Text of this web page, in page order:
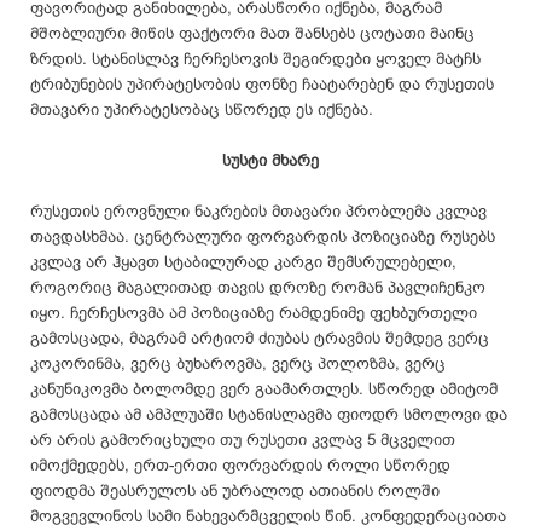
ფავორიტად განიხილება, არასწორი იქნება, მაგრამ
მშობლიური მიწის ფაქტორი მათ შანსებს ცოტათი მაინც
ზრდის. სტანისლავ ჩერჩესოვის შეგირდები ყოველ მატჩს
ტრიბუნების უპირატესობის ფონზე ჩაატარებენ და რუსეთის
მთავარი უპირატესობაც სწორედ ეს იქნება.
სუსტი მხარე
რუსეთის ეროვნული ნაკრების მთავარი პრობლემა კვლავ
თავდასხმაა. ცენტრალური ფორვარდის პოზიციაზე რუსებს
კვლავ არ ჰყავთ სტაბილურად კარგი შემსრულებელი,
როგორიც მაგალითად თავის დროზე რომან პავლიჩენკო
იყო. ჩერჩესოვმა ამ პოზიციაზე რამდენიმე ფეხბურთელი
გამოსცადა, მაგრამ არტიომ ძიუბას ტრავმის შემდეგ ვერც
კოკორინმა, ვერც ბუხაროვმა, ვერც პოლოზმა, ვერც
კანუნიკოვმა ბოლომდე ვერ გაამართლეს. სწორედ ამიტომ
გამოსცადა ამ ამპლუაში სტანისლავმა ფიოდრ სმოლოვი და
არ არის გამორიცხული თუ რუსეთი კვლავ 5 მცველით
იმოქმედებს, ერთ-ერთი ფორვარდის როლი სწორედ
ფიოდმა შეასრულოს ან უბრალოდ ათიანის როლში
მოგვევლინოს სამი ნახევარმცველის წინ. კონფედერაციათა